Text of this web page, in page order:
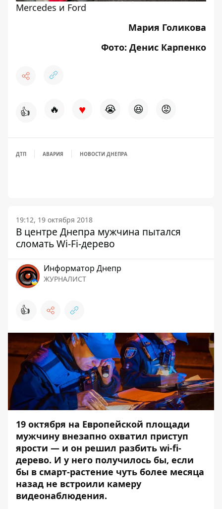
Mercedes и Ford
Мария Голикова
Фото: Денис Карпенко
👍 🔥 ♥ 😭 😆 😡
ДТП АВАРИЯ НОВОСТИ ДНЕПРА
19:12, 19 октября 2018
В центре Днепра мужчина пытался
сломать Wi-Fi-дерево
Информатор Днепр
ЖУРНАЛИСТ
👍
19 октября на Европейской площади
мужчину внезапно охватил приступ
ярости — и он решил разбить wi-fi-
дерево. И у него получилось бы, если
бы в смарт-растение чуть более месяца
назад не встроили камеру
видеонаблюдения.